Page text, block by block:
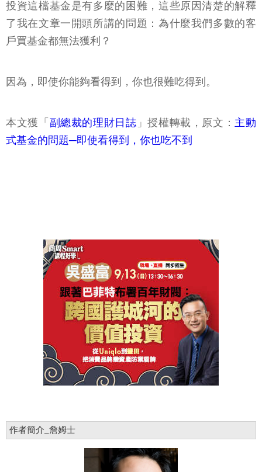
投資這檔基金是有多麼的困難，這些原因清楚的解釋
了我在文章一開頭所講的問題：為什麼我們多數的客
戶買基金都無法獲利？
因為，即使你能夠看得到，你也很難吃得到。
本文獲「 副總裁的理財日誌 」授權轉載，原文： 主動
式基金的問題─即使看得到，你也吃不到
作者簡介_詹姆士